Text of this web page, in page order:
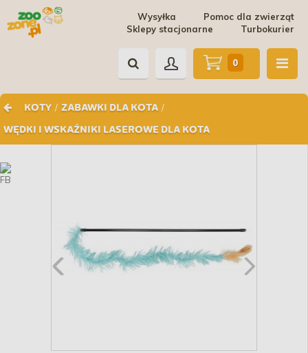
Pomoc dla zwierząt
Wysyłka
Turbokurier
Sklepy stacjonarne
KOTY / ZABAWKI DLA KOTA /
WĘDKI I WSKAŹNIKI LASEROWE DLA KOTA
0